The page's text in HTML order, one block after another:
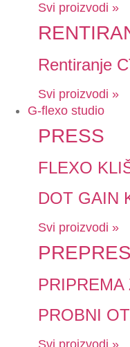
Svi proizvodi »
Rentiranje
Svi proizvodi »
G-flexo studio
PRESS
FLEXO
DOT GAIN
Svi proizvodi »
PRIPREMA
PROBNI
Svi proizvodi »